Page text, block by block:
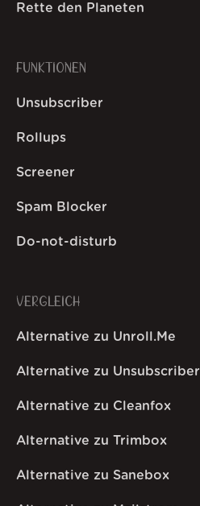
Rette den Planeten
FUNKTIONEN
Unsubscriber
Rollups
Screener
Spam Blocker
Do-not-disturb
VERGLEICH
Alternative zu Unroll.Me
Alternative zu Unsubscriber
Alternative zu Cleanfox
Alternative zu Trimbox
Alternative zu Sanebox